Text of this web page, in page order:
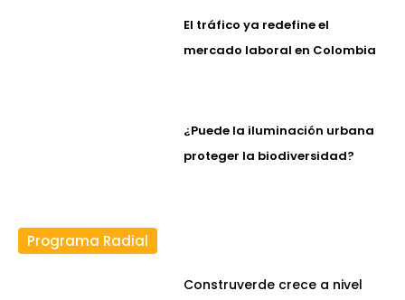
El tráfico ya redefine el
mercado laboral en Colombia
¿Puede la iluminación urbana
proteger la biodiversidad?
Programa Radial
Construverde crece a nivel